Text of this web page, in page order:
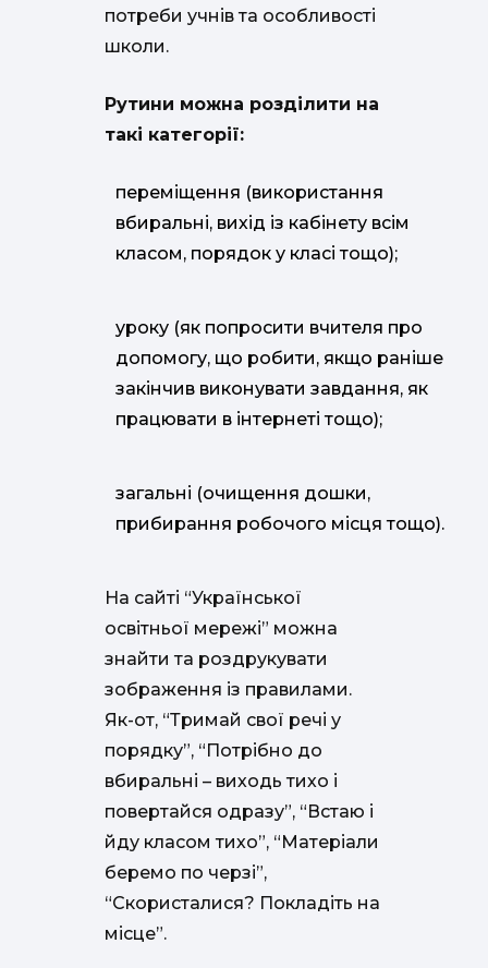
потреби учнів та особливості
школи.
Рутини можна розділити на
такі категорії:
переміщення (використання
вбиральні, вихід із кабінету всім
класом, порядок у класі тощо);
уроку (як попросити вчителя про
допомогу, що робити, якщо раніше
закінчив виконувати завдання, як
працювати в інтернеті тощо);
загальні (очищення дошки,
прибирання робочого місця тощо).
На сайті “Української
освітньої мережі” можна
знайти та роздрукувати
зображення із правилами.
Як-от, “Тримай свої речі у
порядку”, “Потрібно до
вбиральні – виходь тихо і
повертайся одразу”, “Встаю і
йду класом тихо”, “Матеріали
беремо по черзі”,
“Скористалися? Покладіть на
місце”.